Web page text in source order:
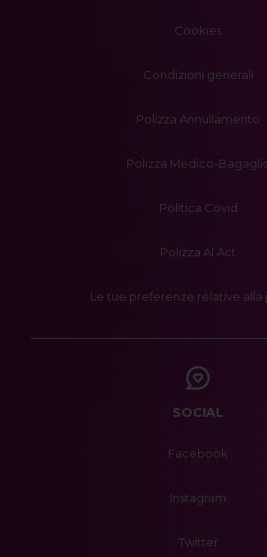
Cookies
Condizioni generali
Polizza Annullamento
Polizza Medico-
Politica Covid
Polizza AI Act
Le tue preferenze relative alla
SOCIAL
Facebook
Instagram
Twitter